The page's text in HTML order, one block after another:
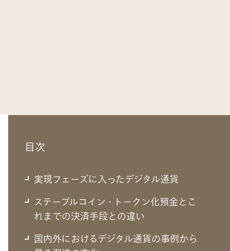
目次
実現フェーズに入ったデジタル通貨
ステーブルコイン・トークン化預金とこ
れまでの決済手段との違い
国内外におけるデジタル通貨の事例から